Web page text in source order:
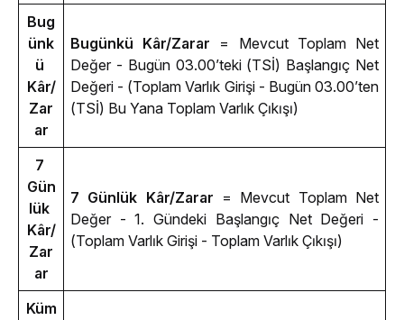
Bug
ünk
ü
Kâr/
Zar
ar
Bugünkü Kâr/Zarar = Mevcut Toplam Net
Değer - Bugün 03.00’teki (TSİ) Başlangıç Net
Değeri - (Toplam Varlık Girişi - Bugün 03.00’ten
(TSİ) Bu Yana Toplam Varlık Çıkışı)
7
Gün
lük
Kâr/
Zar
ar
7 Günlük Kâr/Zarar = Mevcut Toplam Net
Değer - 1. Gündeki Başlangıç Net Değeri -
(Toplam Varlık Girişi - Toplam Varlık Çıkışı)
Küm